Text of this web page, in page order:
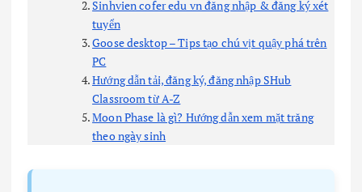
Sinhvien cofer edu vn đăng nhập & đăng ký xét
tuyển
Goose desktop – Tips tạo chú vịt quậy phá trên
PC
Hướng dẫn tải, đăng ký, đăng nhập SHub
Classroom từ A-Z
Moon Phase là gì? Hướng dẫn xem mặt trăng
theo ngày sinh